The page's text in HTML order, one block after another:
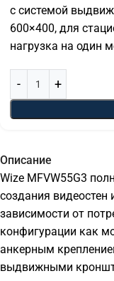
с системой
600×400, для
нагрузка на один
Описание
Wize MFVW55G3
создания видеостен
зависимости от
конфигурации как
анкерным
выдвижными